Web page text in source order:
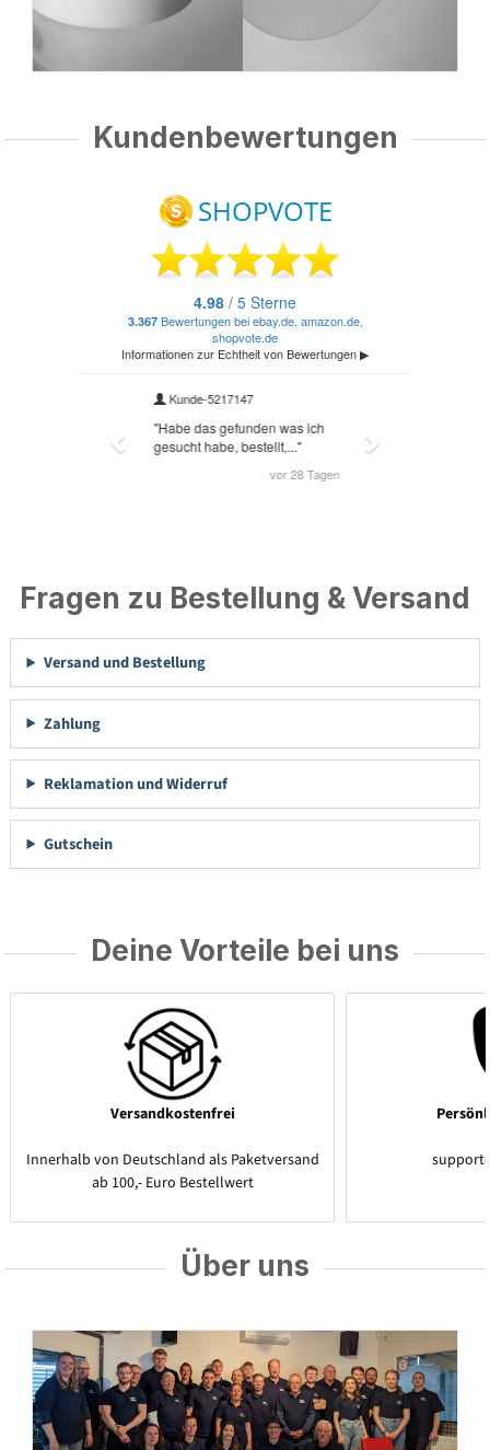
Kundenbewertungen
Fragen zu Bestellung & Versand
Versand und Bestellung
Zahlung
Reklamation und Widerruf
Gutschein
Deine Vorteile bei uns
Versandkostenfrei
Innerhalb von Deutschland als Paketversand
ab 100,- Euro Bestellwert
Über uns